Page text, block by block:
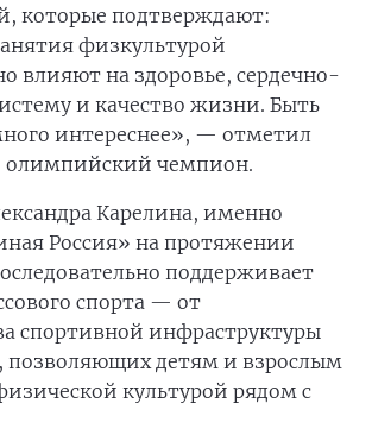
которые подтверждают:
физкультурой
влияют на здоровье, сердечно-
и качество жизни. Быть
интереснее», — отметил
олимпийский чемпион.
Карелина, именно
Россия» на протяжении
поддерживает
спорта — от
спортивной инфраструктуры
позволяющих детям и взрослым
культурой рядом с